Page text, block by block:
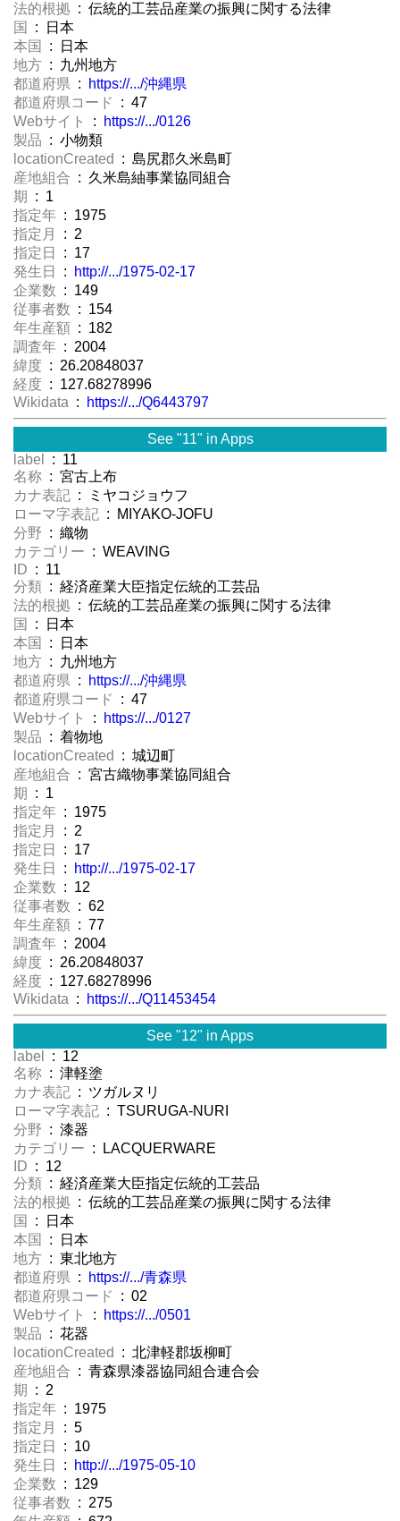
法的根拠 : 伝統的工芸品産業の振興に関する法律
国
: 日本
本国
: 日本
地方 : 九州地方
都道府県 :
https://.../沖縄県
都道府県コード
: 47
Webサイト
:
https://.../0126
製品 : 小物類
locationCreated
: 島尻郡久米島町
産地組合 : 久米島紬事業協同組合
期
: 1
指定年 : 1975
指定月
: 2
指定日
: 17
発生日
:
http://.../1975-02-17
企業数 : 149
従事者数 : 154
年生産額 : 182
調査年 : 2004
緯度 : 26.20848037
経度 : 127.68278996
Wikidata : https://.../Q6443797
See "11" in Apps
label
: 11
名称 : 宮古上布
カナ表記 : ミヤコジョウフ
ローマ字表記 : MIYAKO-JOFU
分野 : 織物
カテゴリー : WEAVING
ID : 11
分類 : 経済産業大臣指定伝統的工芸品
法的根拠 : 伝統的工芸品産業の振興に関する法律
国
: 日本
本国
: 日本
地方 : 九州地方
都道府県 :
https://.../沖縄県
都道府県コード
: 47
Webサイト
:
https://.../0127
製品 : 着物地
locationCreated
: 城辺町
産地組合 : 宮古織物事業協同組合
期
: 1
指定年 : 1975
指定月
: 2
指定日
: 17
発生日
:
http://.../1975-02-17
企業数 : 12
従事者数 : 62
年生産額 : 77
調査年 : 2004
緯度 : 26.20848037
経度 : 127.68278996
Wikidata : https://.../Q11453454
See "12" in Apps
label
: 12
名称 : 津軽塗
カナ表記 : ツガルヌリ
ローマ字表記 : TSURUGA-NURI
分野 : 漆器
カテゴリー : LACQUERWARE
ID : 12
分類 : 経済産業大臣指定伝統的工芸品
法的根拠 : 伝統的工芸品産業の振興に関する法律
国
: 日本
本国
: 日本
地方 : 東北地方
都道府県 :
https://.../青森県
都道府県コード
: 02
Webサイト
:
https://.../0501
製品 : 花器
locationCreated
: 北津軽郡坂柳町
産地組合 : 青森県漆器協同組合連合会
期
: 2
指定年 : 1975
指定月
: 5
指定日
: 10
発生日
:
http://.../1975-05-10
企業数 : 129
従事者数 : 275